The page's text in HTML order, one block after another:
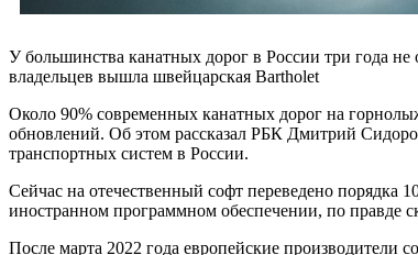
У большинства канатных дорог в России три года
владельцев вышла швейцарская Bartholet
Около 90% современных канатных дорог на
обновлений. Об этом рассказал РБК Дмитрий
транспортных систем в России.
Сейчас на отечественный софт переведено порядка
иностранном программном обеспечении, по правде
После марта 2022 года европейские производители